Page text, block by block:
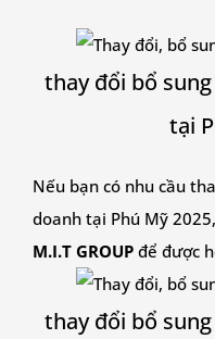
thay đổi bổ
tại
Nếu bạn có nhu cầu
doanh tại Phú Mỹ
M.I.T GROUP để được
thay đổi bổ